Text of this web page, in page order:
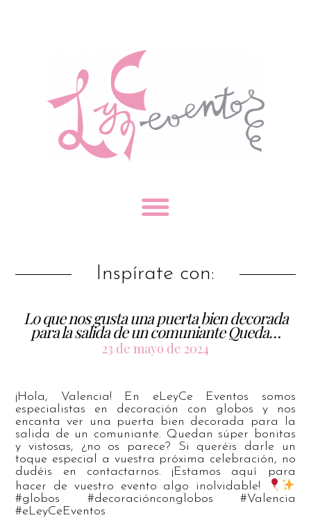
Inspírate con:
Lo que nos gusta una puerta bien decorada
para la salida de un comuniante Queda…
23 de mayo de 2024
¡Hola, Valencia! En eLeyCe Eventos somos
especialistas en decoración con globos y nos
encanta ver una puerta bien decorada para la
salida de un comuniante. Quedan súper bonitas
y vistosas, ¿no os parece? Si queréis darle un
toque especial a vuestra próxima celebración, no
dudéis en contactarnos. ¡Estamos aquí para
hacer de vuestro evento algo inolvidable!
#globos #decoraciónconglobos #Valencia
#eLeyCeEventos